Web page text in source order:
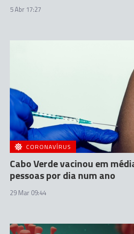
5 Abr 17:27
CORONAVÍRUS
Cabo Verde vacinou em
pessoas por dia num ano
29 Mar 09:44